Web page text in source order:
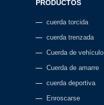
PRODUCTOS
cuerda torcida
cuerda trenzada
Cuerda de vehículo
Cuerda de amarre
cuerda deportiva
Enroscarse